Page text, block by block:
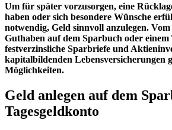
Um für später vorzusorgen, eine
haben oder sich besondere Wünsche
notwendig, Geld sinnvoll anzulegen.
Guthaben auf dem Sparbuch oder einem
festverzinsliche Sparbriefe und
kapitalbildenden Lebensversicherungen
Möglichkeiten.
Geld anlegen auf dem
Tagesgeldkonto